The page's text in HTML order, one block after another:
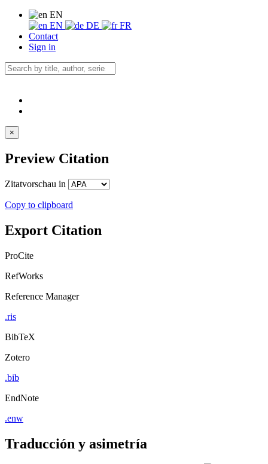
EN
EN
DE
FR
Contact
Sign in
×
Preview Citation
Zitatvorschau in
Copy to clipboard
Export Citation
ProCite
RefWorks
Reference Manager
.ris
BibTeX
Zotero
.bib
EndNote
.enw
Traducción y asimetría